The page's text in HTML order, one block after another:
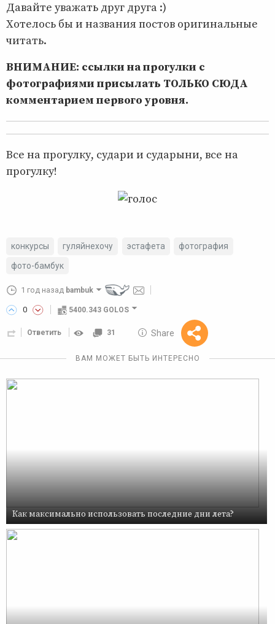
Давайте уважать друг друга :)
Хотелось бы и названия постов оригинальные
читать.
ВНИМАНИЕ: ссылки на прогулки с
фотографиями присылать ТОЛЬКО СЮДА
комментарием первого уровня.
Все на прогулку, судари и сударыни, все на
прогулку!
конкурсы гуляйнехочу эстафета
фотография
фото-бамбук
1 год назад bambuk
0 5400.343 GOLOS
Ответить 31 Share
Reward
10 GOLOS
ВАМ МОЖЕТ БЫТЬ ИНТЕРЕСНО
Как максимально использовать последние дни лета?